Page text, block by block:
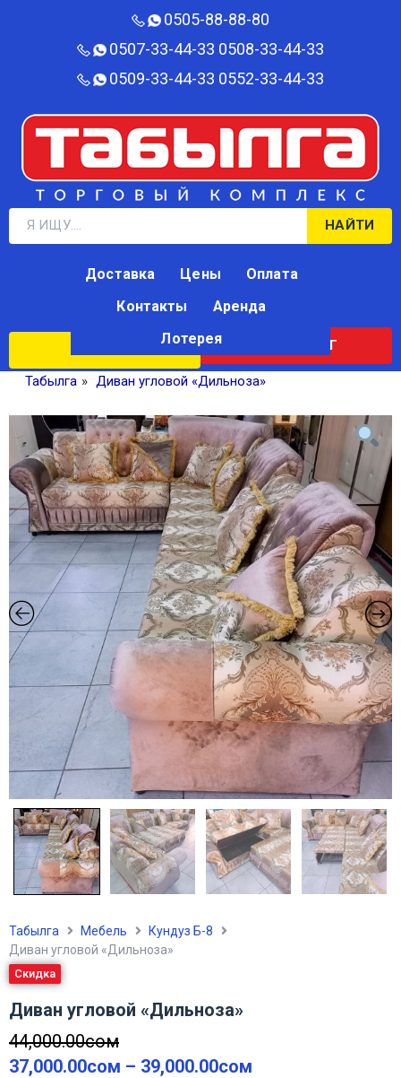
0505-88-88-80‬
0507-33-44-33 0508-33-44-33
0509-33-44-33 0552-33-44-33
НАЙТИ
КАТАЛОГ
Доставка Цены
Оплата
Контакты
Аренда
Лотерея
Табылга » Диван угловой «Дильноза»
Табылга Мебель
Кундуз Б-8
Диван угловой «Дильноза»
Скидка
Диван угловой «Дильноза»
44,000.00сом
37,000.00сом – 39,000.00сом